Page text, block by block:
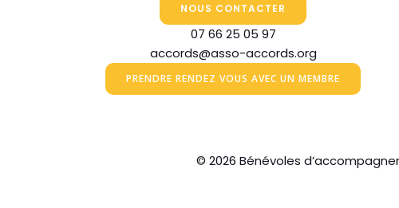
NOUS CONTACTER
07 66 25 05 97
accords@asso-accords.org
PRENDRE RENDEZ VOUS AVEC UN MEMBRE
© 2026 Bénévoles